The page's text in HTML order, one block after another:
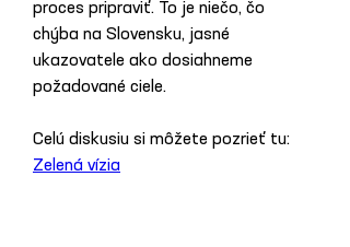
proces pripraviť. To je niečo, čo
chýba na Slovensku, jasné
ukazovatele ako dosiahneme
požadované ciele.
Celú diskusiu si môžete pozrieť tu:
Zelená vízia